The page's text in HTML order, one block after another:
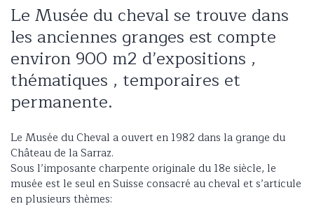
Le Musée du cheval se trouve dans
les anciennes granges est compte
environ 900 m2 d’expositions ,
thématiques , temporaires et
permanente.
Le Musée du Cheval a ouvert en 1982 dans la grange du
Château de la Sarraz.
Sous l’imposante charpente originale du 18e siècle, le
musée est le seul en Suisse consacré au cheval et s’articule
en plusieurs thèmes: